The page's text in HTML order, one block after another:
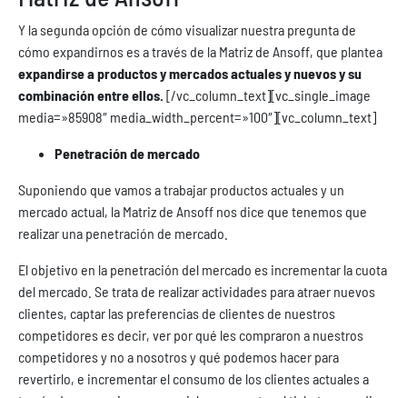
Y la segunda opción de cómo visualizar nuestra pregunta de
cómo expandirnos es a través de la Matriz de Ansoff, que plantea
expandirse a productos y mercados actuales y nuevos y su
combinación entre ellos. [/vc_column_text][vc_single_image
media=»85908″ media_width_percent=»100″][vc_column_text]
Penetración de mercado
Suponiendo que vamos a trabajar productos actuales y un
mercado actual, la Matriz de Ansoff nos dice que tenemos que
realizar una penetración de mercado.
El objetivo en la penetración del mercado es incrementar la cuota
del mercado. Se trata de realizar actividades para atraer nuevos
clientes, captar las preferencias de clientes de nuestros
competidores es decir, ver por qué les compraron a nuestros
competidores y no a nosotros y qué podemos hacer para
revertirlo, e incrementar el consumo de los clientes actuales a